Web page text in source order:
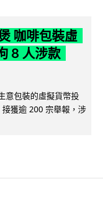
咖啡包裝虛
8 人涉款
意包裝的虛擬貨幣投
獲逾 200 宗舉報，涉